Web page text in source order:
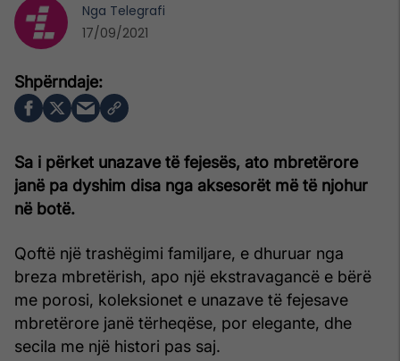
Sa i përket unazave të fejesës, ato mbretërore
janë pa dyshim disa nga aksesorët më të njohur
në botë.
Qoftë një trashëgimi familjare, e dhuruar nga
breza mbretërish, apo një ekstravagancë e bërë
me porosi, koleksionet e unazave të fejesave
mbretërore janë tërheqëse, por elegante, dhe
secila me një histori pas saj.
Nga Telegrafi
17/09/2021